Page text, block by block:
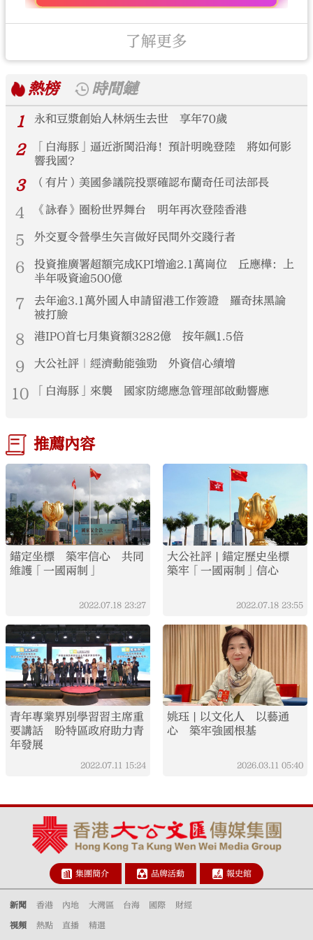
了解更多
熱榜
時間鏈
1
永和豆漿創始人林炳生去世 享年70歲
2
「白海豚」逼近浙閩沿海！預計明晚登陸 將如何影
響我國？
3 （有片）美國參議院投票確認布蘭奇任司法部長
4 《詠春》圈粉世界舞台 明年再次登陸香港
5 外交夏令營學生矢言做好民間外交踐行者
6
投資推廣署超額完成KPI增逾2.1萬崗位 丘應樺：上
半年吸資逾500億
7
去年逾3.1萬外國人申請留港工作簽證 羅奇抹黑論
被打臉
8 港IPO首七月集資額3282億 按年飆1.5倍
9 大公社評｜經濟動能強勁 外資信心續增
10 「白海豚」來襲 國家防總應急管理部啟動響應
推薦內容
錨定坐標 築牢信心 共同
維護「一國兩制」
2022.07.18 23:27
大公社評 | 錨定歷史坐標
築牢「一國兩制」信心
2022.07.18 23:55
青年專業界別學習習主席重
要講話 盼特區政府助力青
年發展
2022.07.11 15:24
姚珏 | 以文化人 以藝通
心 築牢強國根基
2026.03.11 05:40
集團簡介 品牌活動 報史館
新聞 香港 內地 大灣區 台海 國際 財經
視頻 熱點 直播 精選